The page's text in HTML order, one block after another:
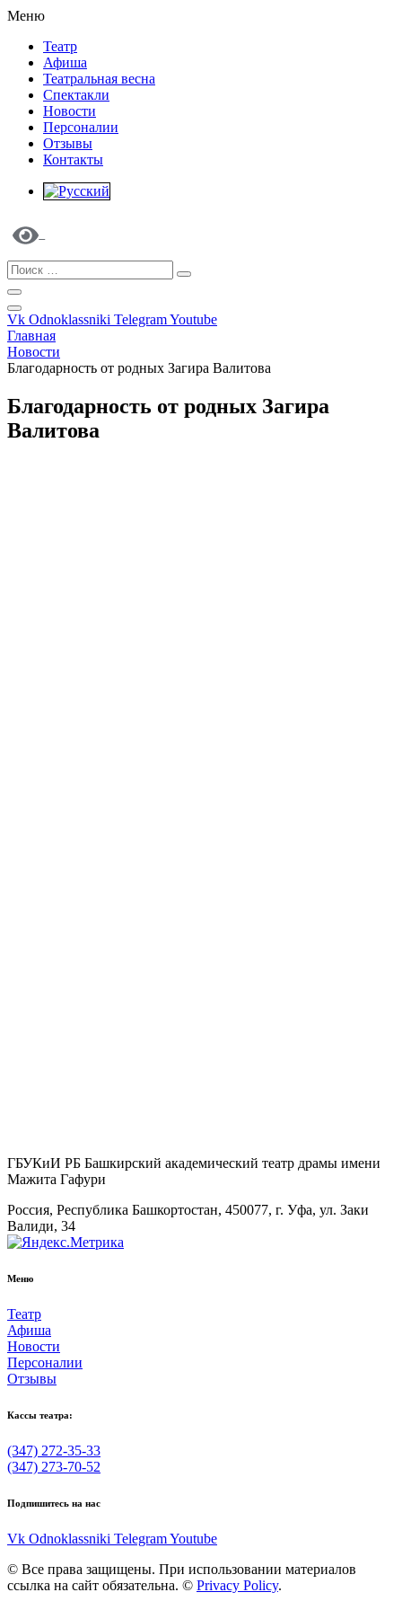
Меню
Театр
Афиша
Театральная весна
Спектакли
Новости
Персоналии
Отзывы
Контакты
Vk Odnoklassniki TelegramYoutube
Главная
Новости
Благодарность от родных Загира Валитова
Благодарность от родных Загира
Валитова
ГБУКиИ РБ Башкирский академический театр драмы имени
Мажита Гафури
Россия, Республика Башкортостан, 450077, г. Уфа, ул. Заки
Валиди, 34
Меню
Театр
Афиша
Новости
Персоналии
Отзывы
Кассы театра:
(347) 272-35-33
(347) 273-70-52
Подпишитесь на нас
Vk Odnoklassniki TelegramYoutube
© Все права защищены. При использовании материалов
ссылка на сайт обязательна. © Privacy Policy.